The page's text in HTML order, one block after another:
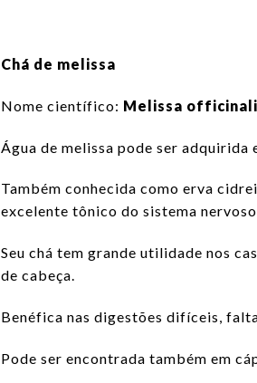
Chá de melissa
Nome científico: Melissa
Água de melissa pode ser adquirida
Também conhecida como erva
excelente tônico do sistema
Seu chá tem grande utilidade nos
de cabeça.
Benéfica nas digestões difíceis,
Pode ser encontrada também em